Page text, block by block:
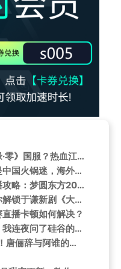
海外华人如何畅玩《剑侠情缘·零》国服？热血江湖兄弟情等你体验
震惊！好莱坞巨星斯嘉丽竟是中国火锅迷，海外华人如何破解地区限制追星？
加拿大华人看跨年演唱会直播攻略：梦圆东方2026东方卫视跨年盛典全阵容集结
海外追剧党必看！手把手教你解锁于谦新剧《大爷与有爱》
播卡顿如何解决？
刷到喜马拉雅的AI直播预告，我连夜问了硅谷的朋友：现在入局，到底晚不晚？
《水龙吟》狐兔CP引爆全网！唐俪辞与阿谁的情感拉扯为何被称'天造地设杀猪盘'？